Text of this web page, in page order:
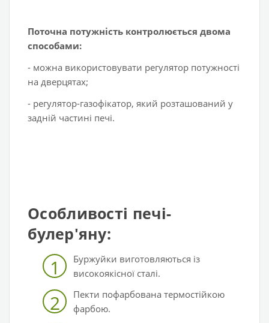
Поточна потужність контролюється двома
способами:
- можна використовувати регулятор потужності
на дверцятах;
- регулятор-газофікатор, який розташований у
задній частині печі.
Особливості печі-
булер'яну:
1
Буржуйки виготовляються із
високоякісної сталі.
2
Пекти пофарбована термостійкою
фарбою.